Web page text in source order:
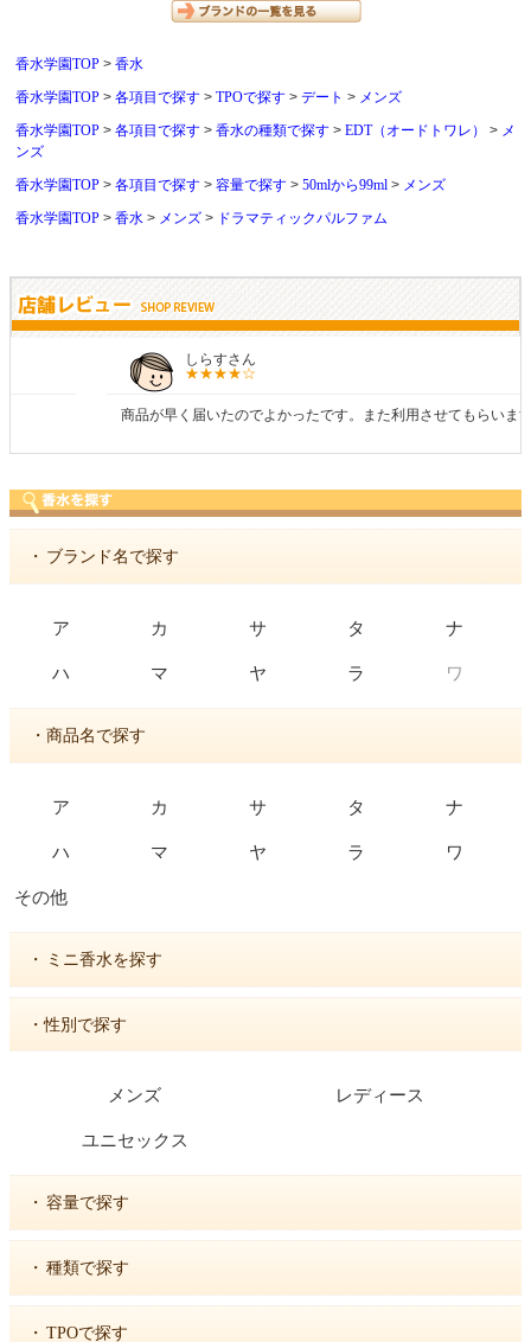
香水学園TOP
香水
香水学園TOP
各項目で探す TPOで探す デート
メンズ
香水学園TOP
各項目で探す 香水の種類で探す EDT（オードトワレ）
メ
ンズ
香水学園TOP
各項目で探す 容量で探す 50mlから99ml
メンズ
香水学園TOP
香水 メンズ ドラマティックパルファム
しらすさん
商品が早く届いたのでよかったです。また利用させてもらいます！
・ ブランド名で探す
ア カ サ タ ナ
ハ マ ヤ ラ ワ
・商品名で探す
ア カ サ タ ナ
ハ マ ヤ ラ ワ
その他
・ ミニ香水を探す
・性別で探す
メンズ レディース
ユニセックス
・ 容量で探す
・ 種類で探す
・ TPOで探す